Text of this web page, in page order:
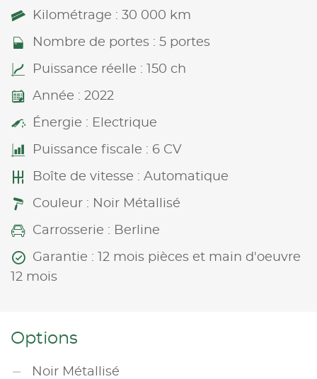
Kilométrage : 30 000 km
Nombre de portes : 5 portes
Puissance réelle : 150 ch
Année : 2022
Énergie : Electrique
Puissance fiscale : 6 CV
Boîte de vitesse : Automatique
Couleur : Noir Métallisé
Carrosserie : Berline
Garantie : 12 mois pièces et main d'oeuvre
12 mois
Options
Noir Métallisé